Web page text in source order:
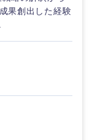
果創出した経験